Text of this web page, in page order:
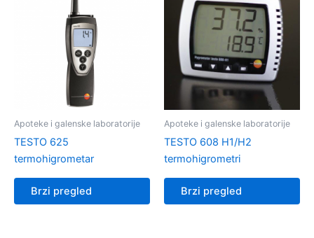
Apoteke i galenske laboratorije
TESTO 625
termohigrometar
Brzi pregled
Apoteke i galenske laboratorije
TESTO 608 H1/H2
termohigrometri
Brzi pregled